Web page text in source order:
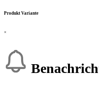
Produkt Variante
×